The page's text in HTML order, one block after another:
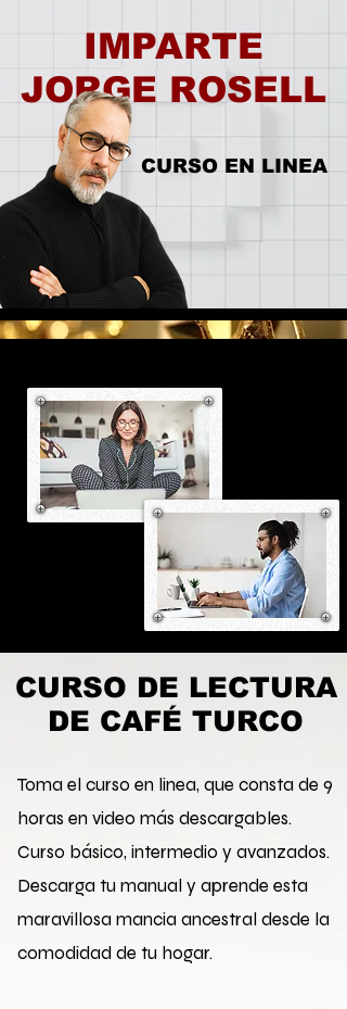
IMPARTE
JORGE ROSELL
CURSO EN LINEA
CURSO DE LECTURA
DE CAFÉ TURCO
Toma el curso en linea, que consta de 9
horas en video más descargables.
Curso básico, intermedio y avanzados.
Descarga tu manual y aprende esta
maravillosa mancia ancestral desde la
comodidad de tu hogar.